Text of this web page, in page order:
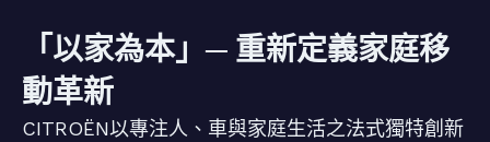
「以家為本」─ 重新定義家庭移
動革新
CITROËN以專注人、車與家庭生活之法式獨特創新